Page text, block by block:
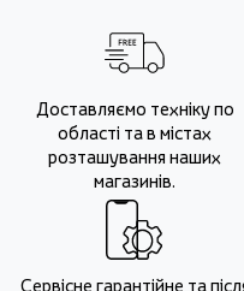
Доставляємо техніку по
області та в містах
розташування наших
магазинів.
Сервісне гарантійне та